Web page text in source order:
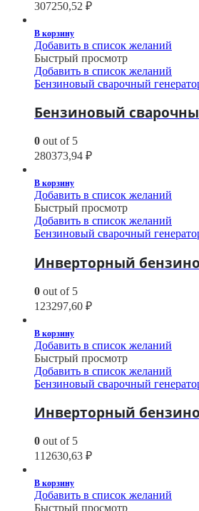
307250,52 ₽
В корзину
Добавить в список желаний
Быстрый просмотр
Добавить в список желаний
Бензиновый сварочный
Бензиновый
0 out of 5
280373,94 ₽
В корзину
Добавить в список желаний
Быстрый просмотр
Добавить в список желаний
Бензиновый сварочный
Инверторный
0 out of 5
123297,60 ₽
В корзину
Добавить в список желаний
Быстрый просмотр
Добавить в список желаний
Бензиновый сварочный
Инверторный
0 out of 5
112630,63 ₽
В корзину
Добавить в список желаний
Быстрый просмотр